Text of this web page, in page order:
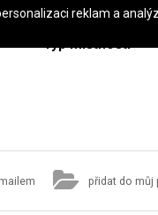
Typ místnosti
přidat do můj
reklam a